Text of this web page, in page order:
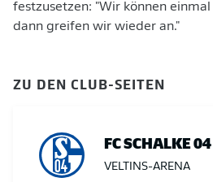
festzusetzen: "Wir können
dann greifen wir wieder an."
ZU DEN CLUB-SEITEN
FC SCHALKE 04
VELTINS-ARENA